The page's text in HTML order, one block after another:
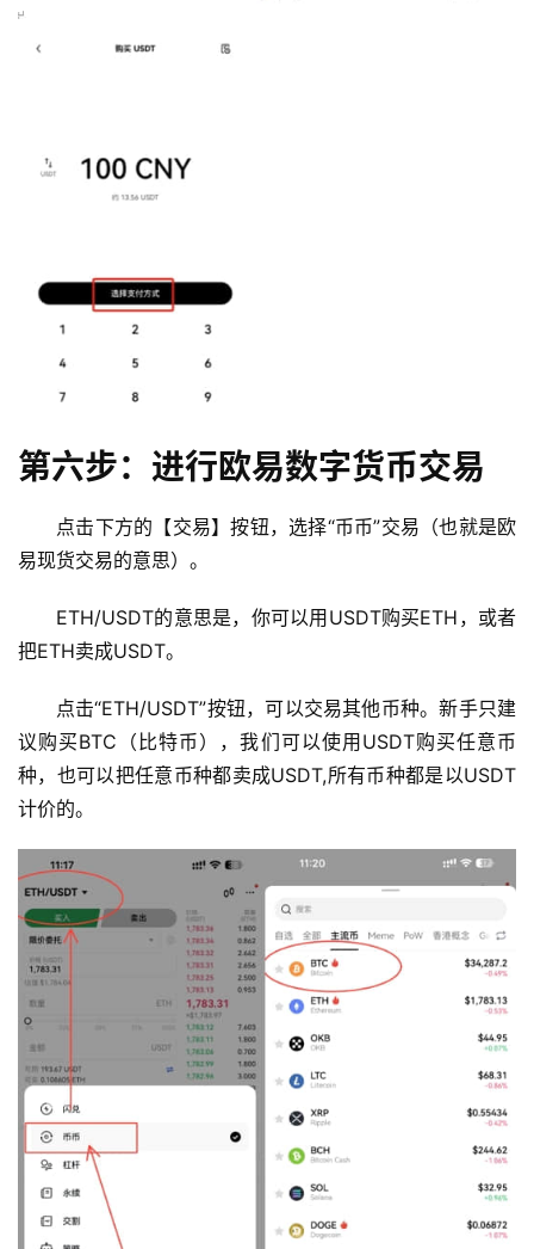
分
币
见
问
题
第六步：进行欧易数字货币交易
点击下方的【交易】按钮，选择“币币”交易（也就是欧
易现货交易的意思）。
ETH/USDT的意思是，你可以用USDT购买ETH，或者
把ETH卖成USDT。
点击“ETH/USDT”按钮，可以交易其他币种。新手只建
议购买BTC（比特币），我们可以使用USDT购买任意币
种，也可以把任意币种都卖成USDT,所有币种都是以USDT
计价的。